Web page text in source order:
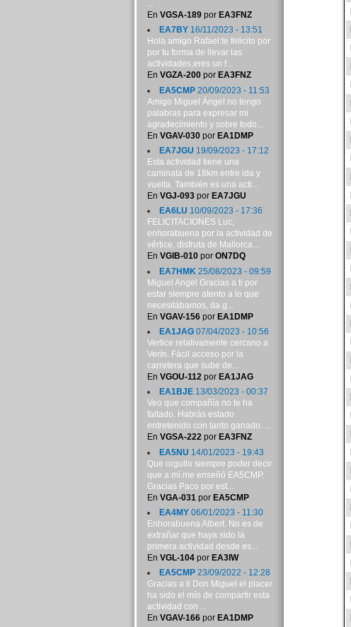
...
En VGSA-189por EA3FNZ
EA7BY16/11/2023 - 13:51
Hola amigo Rafael:te felicito por
por tu forma de llevar las
actividades,eres un f...
En VGZA-200por EA3FNZ
EA5CMP20/09/2023 - 11:53
Amigo Miguel Ángel no tengo
palabras para expresar mi
agradecimiento y sobre todo...
En VGAV-030por EA1DMP
EA7JGU 19/09/2023 - 17:12
Esta actividad tiene una
caminata de 18km entre ida y
vuelta. También es una acti...
En VGJ-093por EA7JGU
EA6LU 10/09/2023 - 17:36
FELICITACIONES Luc,
enhorabuena por la actividad de
vértice, disfruta de Mallorca...
En VGIB-010por ON7DQ
EA7HMK 25/08/2023 - 09:59
Miguel Angel Gracias a ti por
estar siempre atento a lo que
necesitábamos, da g...
En VGAV-156por EA1DMP
EA1JAG07/04/2023 - 10:56
Vertice relativamente cercano a
Verín. Fácil acceso por la
carretera que sube de...
En VGOU-112por EA1JAG
EA1BJE13/03/2023 - 00:37
Veo que compañía no te ha
faltado. Habrás estado
entretenido con tanto ganado. ...
En VGSA-222por EA3FNZ
EA5NU 14/01/2023 - 19:43
Que orgullo siempre poder decir
que a mí me enseñó EA5CMP.
Gracias Paco por est...
En VGA-031 por EA5CMP
EA4MY06/01/2023 - 11:30
Enhorabuena Albert. No es de
extrañar que haya sido la
primera actividad desde es...
En VGL-104por EA3IW
EA5CMP23/09/2022 - 12:28
Gracias a ti Don Miguel el placer
ha sido el mío de compartir esta
actividad con ...
En VGAV-166por EA1DMP